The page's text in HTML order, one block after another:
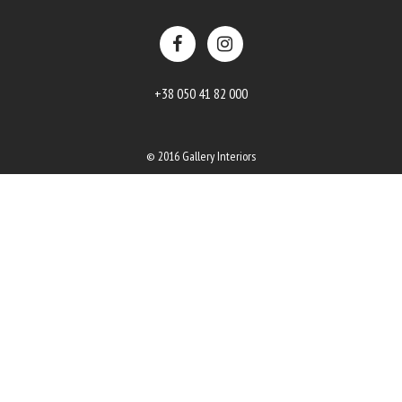
+38 050 41 82 000
© 2016 Gallery Interiors